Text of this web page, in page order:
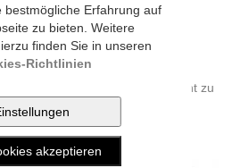
bestmögliche Erfahrung auf
zu bieten. Weitere
finden Sie in unseren
Richtlinien
TRINKFLASCHE 'WH
(seafoam)
Die Sustain-Weithalsflasche besteht zu
% aus zertifiziertem recycelten
...
CHF